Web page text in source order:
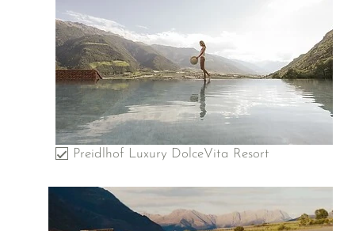
Preidlhof Luxury DolceVita Resort